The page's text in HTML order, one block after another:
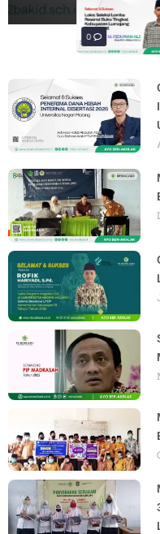
materi “Pengembangan
BY ADMIN AUGUST 6, 2026
penguatan materi bertajuk
BY ADMIN AUGUST 6, 2026
penguatan materi "Re-
BY ADMIN AUGUST 5, 2026
materi Literasi Digital yang
BY ADMIN AUGUST 5, 2026
Madrasah" padaAUGUST 4, 2026
materi “Pengembangan
BY ADMIN AUGUST 6, 2026
penguatan materi bertajuk
BY ADMIN AUGUST 6, 2026
0